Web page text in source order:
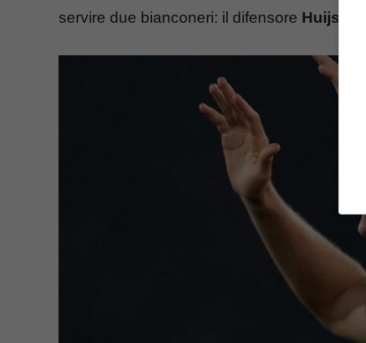
servire due bianconeri: il difensore Huijsen